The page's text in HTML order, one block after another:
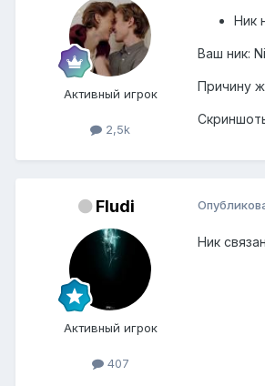
Активный игрок
2,5k
Ник
Ваш ник:
Причину
Fludi
Активный игрок
407
Ник